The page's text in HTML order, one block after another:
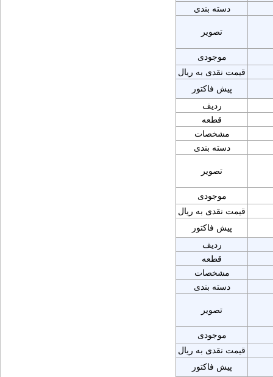
دسته بندی
تصویر
موجودی
قیمت نقدی به ریال
پیش فاکتور
ردیف
قطعه
مشخصات
دسته بندی
تصویر
موجودی
قیمت نقدی به ریال
پیش فاکتور
ردیف
قطعه
مشخصات
دسته بندی
تصویر
موجودی
قیمت نقدی به ریال
پیش فاکتور